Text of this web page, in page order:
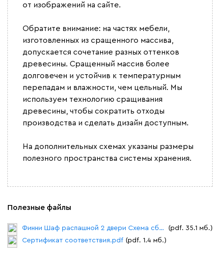
от изображений на сайте.
Обратите внимание: на частях мебели,
изготовленных из сращенного массива,
допускается сочетание разных оттенков
древесины. Сращенный массив более
долговечен и устойчив к температурным
перепадам и влажности, чем цельный. Мы
используем технологию сращивания
древесины, чтобы сократить отходы
производства и сделать дизайн доступным.
На дополнительных схемах указаны размеры
полезного пространства системы хранения.
Полезные файлы
Финни Шаф распашной 2 двери Схема сборки.pdf
(pdf. 35.1 мб.)
Сертификат соответствия.pdf (pdf. 1.4 мб.)